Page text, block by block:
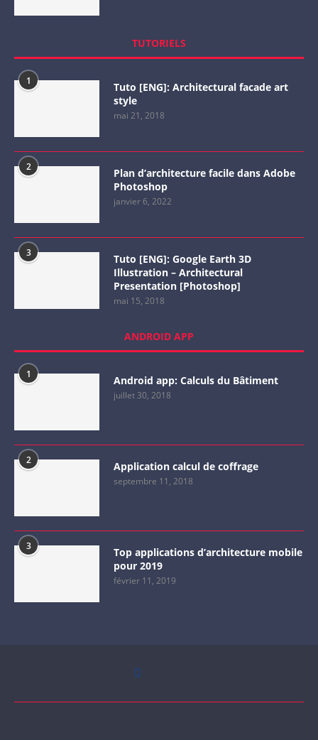
TUTORIELS
1
Tuto [ENG]: Architectural facade art
style
mai 21, 2018
2
Plan d’architecture facile dans Adobe
Photoshop
janvier 6, 2022
3
Tuto [ENG]: Google Earth 3D
Illustration – Architectural
Presentation [Photoshop]
mai 15, 2018
ANDROID APP
1 Android app: Calculs du Bâtiment
juillet 30, 2018
2 Application calcul de coffrage
septembre 11, 2018
3
Top applications d’architecture mobile
pour 2019
février 11, 2019